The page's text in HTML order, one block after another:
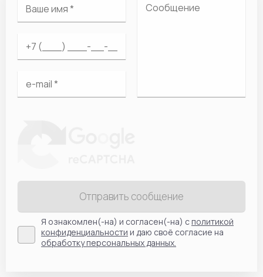
Отправить сообщение
Я ознакомлен(-на) и согласен(-на) сполитикой
конфиденциальности и даю своё согласие на
обработку персональных данных.